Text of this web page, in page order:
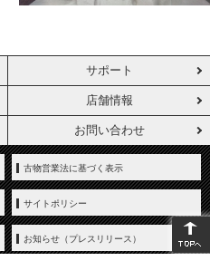
サポート
店舗情報
お問い合わせ
古物営業法に基づく表示
サイトポリシー
お知らせ（プレスリリース）